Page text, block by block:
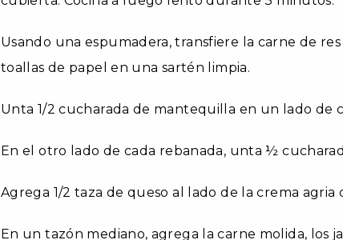
Usando una espumadera, transfiere la carne de
toallas de papel en una sartén limpia.
Unta 1/2 cucharada de mantequilla en un lado de
En el otro lado de cada rebanada, unta ½
Agrega 1/2 taza de queso al lado de la crema agria
En un tazón mediano, agrega la carne molida, los